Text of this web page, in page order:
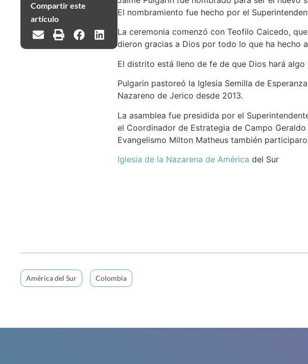
Compartir este
artículo
El nombramiento fue hecho por el
La ceremonia comenzó con Teofilo Caicedo,
dieron gracias a Dios por todo lo que ha hecho
El distrito está lleno de fe de que Dios hará
Pulgarin pastoreó la Iglesia Semilla de
Nazareno de Jerico desde 2013.
La asamblea fue presidida por el
el Coordinador de Estrategia de Campo
Evangelismo Milton Matheus también
Iglesia de la Nazarena de América del Sur
América del Sur Colombia